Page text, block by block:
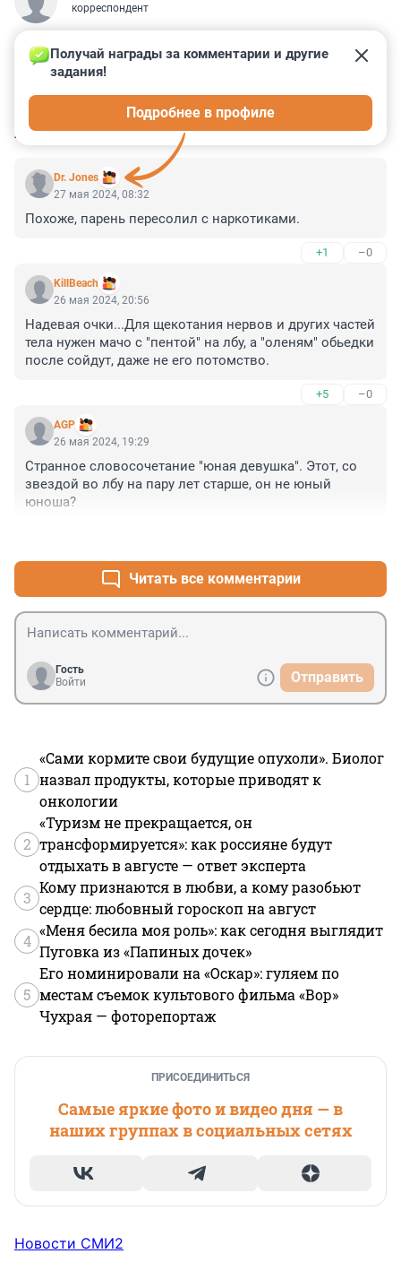
корреспондент
КОММЕНТАРИИ 14
Dr. Jones
Получай награды за комментарии и другие
задания!
Подробнее в профиле
27 мая 2024, 08:32
Похоже, парень пересолил с наркотиками.
+1 –0
KillBeach
26 мая 2024, 20:56
Надевая очки...Для щекотания нервов и других частей
тела нужен мачо с "пентой" на лбу, а "оленям" обьедки
после сойдут, даже не его потомство.
+5 –0
AGP
26 мая 2024, 19:29
Странное словосочетание "юная девушка". Этот, со
звездой во лбу на пару лет старше, он не юный
юноша?
Читать все комментарии
Гость
Войти
Отправить
1
«Сами кормите свои будущие опухоли». Биолог
назвал продукты, которые приводят к
онкологии
2
«Туризм не прекращается, он
трансформируется»: как россияне будут
отдыхать в августе — ответ эксперта
3
Кому признаются в любви, а кому разобьют
сердце: любовный гороскоп на август
4
«Меня бесила моя роль»: как сегодня выглядит
Пуговка из «Папиных дочек»
5
Его номинировали на «Оскар»: гуляем по
местам съемок культового фильма «Вор»
Чухрая — фоторепортаж
ПРИСОЕДИНИТЬСЯ
Самые яркие фото и видео дня — в
наших группах в социальных сетях
Новости СМИ2